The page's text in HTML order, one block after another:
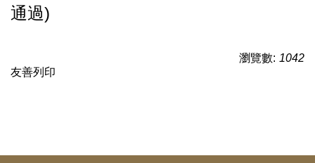
通過)
瀏覽數: 1042
友善列印